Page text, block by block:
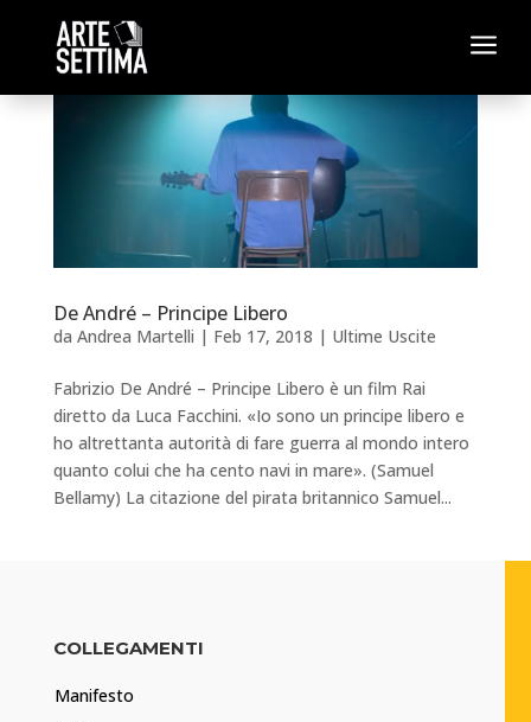
a
De André – Principe Libero
da Andrea Martelli | Feb 17, 2018 | Ultime Uscite
Fabrizio De André – Principe Libero è un film Rai
diretto da Luca Facchini. «Io sono un principe libero e
ho altrettanta autorità di fare guerra al mondo intero
quanto colui che ha cento navi in mare». (Samuel
Bellamy) La citazione del pirata britannico Samuel...
COLLEGAMENTI
Manifesto